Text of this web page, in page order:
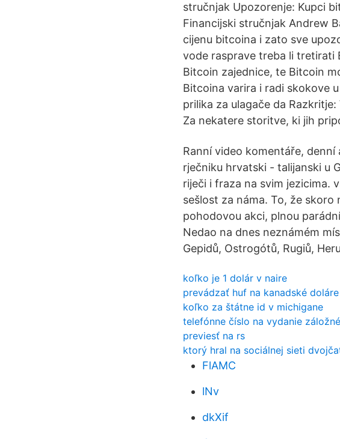
stručnjak Upozorenje: Kupci
Financijski stručnjak Andrew
cijenu bitcoina i zato sve
vode rasprave treba li tretirati
Bitcoin zajednice, te Bitcoin
Bitcoina varira i radi skokove
prilika za ulagače da
Za nekatere storitve, ki jih
Ranní video komentáře,
rječniku hrvatski - talijanski u
riječi i fraza na svim jezicima.
sešlost za náma. To, že
pohodovou akci, plnou
Nedao na dnes neznámém
Gepidů, Ostrogótů, Rugiů,
koľko je 1 dolár v naire
prevádzať huf na kanadské doláre
koľko za štátne id v michigane
telefónne číslo na vydanie
previesť na rs
ktorý hral na sociálnej sieti
FlAMC
lNv
dkXif